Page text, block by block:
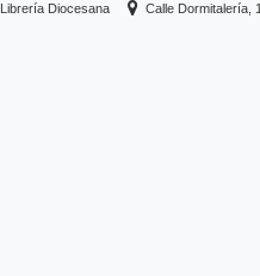
Librería Diocesana Calle Dormitalería, 1.